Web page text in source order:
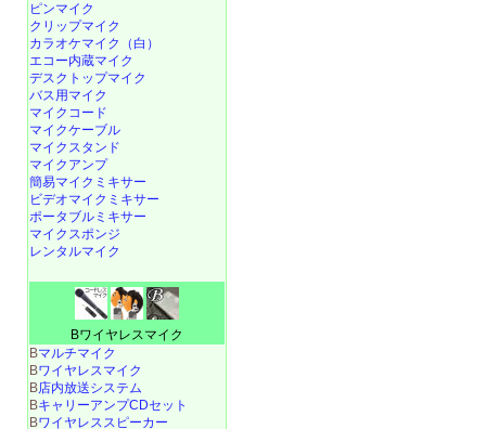
ピンマイク
クリップマイク
カラオケマイク（白）
エコー内蔵マイク
デスクトップマイク
バス用マイク
マイクコード
マイクケーブル
マイクスタンド
マイクアンプ
簡易マイクミキサー
ビデオマイクミキサー
ポータブルミキサー
マイクスポンジ
レンタルマイク
Bワイヤレスマイク
Bマルチマイク
Bワイヤレスマイク
B店内放送システム
BキャリーアンプCDセット
Bワイヤレススピーカー